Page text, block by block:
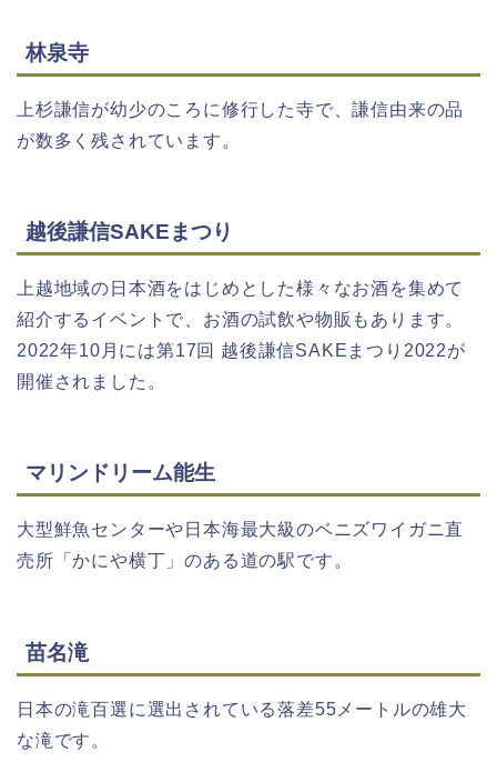
林泉寺
上杉謙信が幼少のころに修行した寺で、謙信由来の品
が数多く残されています。
越後謙信SAKEまつり
上越地域の日本酒をはじめとした様々なお酒を集めて
紹介するイベントで、お酒の試飲や物販もあります。
2022年10月には第17回 越後謙信SAKEまつり2022が
開催されました。
マリンドリーム能生
大型鮮魚センターや日本海最大級のベニズワイガニ直
売所「かにや横丁」のある道の駅です。
苗名滝
日本の滝百選に選出されている落差55メートルの雄大
な滝です。